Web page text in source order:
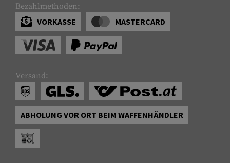
Bezahlmethoden:
VORKASSE
MASTERCARD
Versand:
ABHOLUNG VOR ORT BEIM WAFFENHÄNDLER